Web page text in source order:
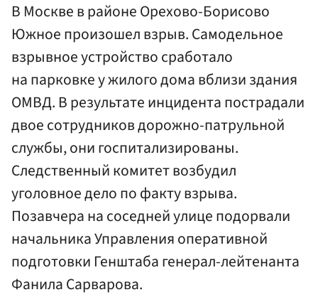
В Москве в районе Орехово-Борисово
Южное произошел взрыв. Самодельное
взрывное устройство сработало
на парковке у жилого дома вблизи здания
ОМВД. В результате инцидента пострадали
двое сотрудников дорожно-патрульной
службы, они госпитализированы.
Следственный комитет возбудил
уголовное дело по факту взрыва.
Позавчера на соседней улице подорвали
начальника Управления оперативной
подготовки Генштаба генерал-лейтенанта
Фанила Сарварова.